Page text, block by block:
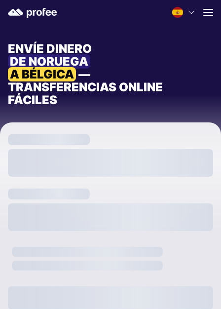
ENVÍE DINERO
DE NORUEGA
A BÉLGICA —
TRANSFERENCIAS ONLINE
FÁCILES